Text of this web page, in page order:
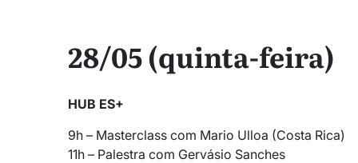
28/05 (quinta-feira)
HUB ES+
9h – Masterclass com Mario Ulloa (Costa Rica)
11h – Palestra com Gervásio Sanches